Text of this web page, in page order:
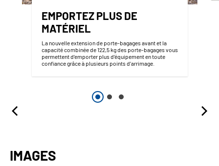
EMPORTEZ PLUS DE
MATÉRIEL
La nouvelle extension de porte-bagages avant et la
capacité combinée de 122,5 kg des porte-bagages vous
permettent d’emporter plus d’équipement en toute
confiance grâce à plusieurs points d’arrimage.
IMAGES